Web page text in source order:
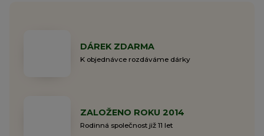
DÁREK ZDARMA
K objednávce rozdáváme dárky
ZALOŽENO ROKU 2014
Rodinná společnost již 11 let